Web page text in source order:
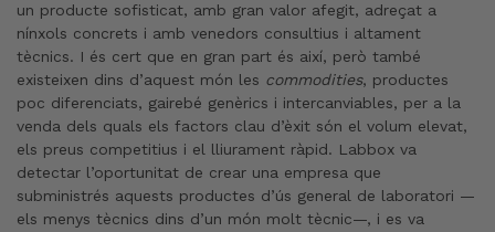
un producte sofisticat, amb gran valor afegit, adreçat a
nínxols concrets i amb venedors consultius i altament
tècnics. I és cert que en gran part és així, però també
existeixen dins d’aquest món les commodities, productes
poc diferenciats, gairebé genèrics i intercanviables, per a la
venda dels quals els factors clau d’èxit són el volum elevat,
els preus competitius i el lliurament ràpid. Labbox va
detectar l’oportunitat de crear una empresa que
subministrés aquests productes d’ús general de laboratori —
els menys tècnics dins d’un món molt tècnic—, i es va